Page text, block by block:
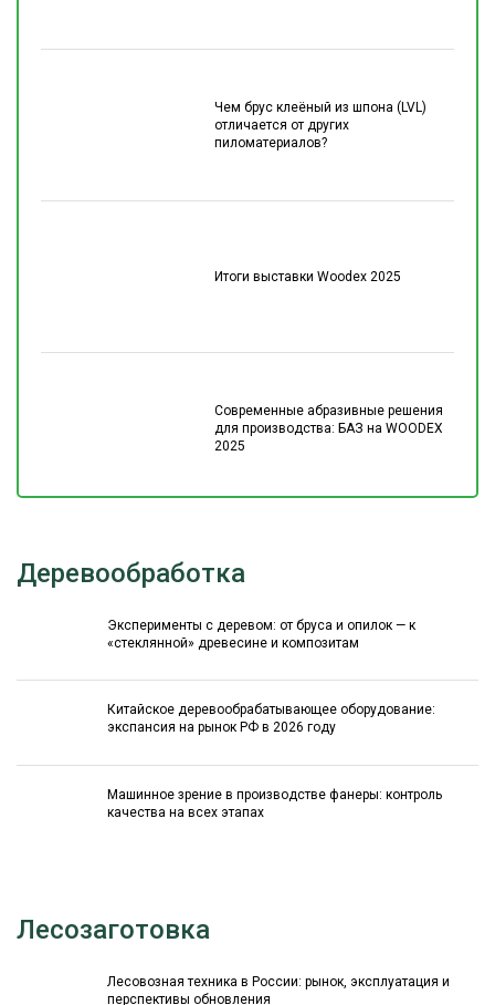
Чем брус клеёный из шпона (LVL)
отличается от других
пиломатериалов?
Итоги выставки Woodex 2025
Современные абразивные решения
для производства: БАЗ на WOODEX
2025
Деревообработка
Эксперименты с деревом: от бруса и опилок — к
«стеклянной» древесине и композитам
Китайское деревообрабатывающее оборудование:
экспансия на рынок РФ в 2026 году
Машинное зрение в производстве фанеры: контроль
качества на всех этапах
Лесозаготовка
Лесовозная техника в России: рынок, эксплуатация и
перспективы обновления